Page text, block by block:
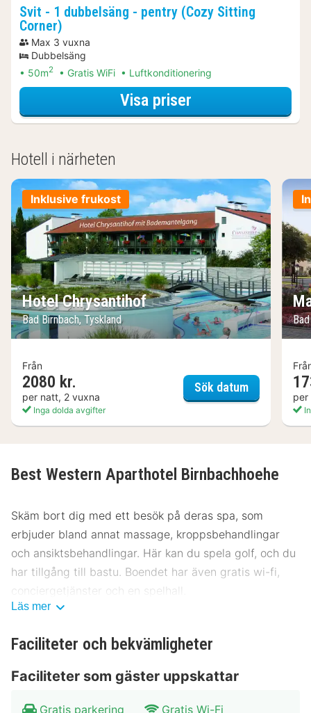
Svit - 1 dubbelsäng - pentry (Cozy Sitting
Corner)
Max 3 vuxna
Dubbelsäng
50m2 Gratis WiFi Luftkonditionering
Visa priserför Svit - 1
Hotell i närheten
Inklusive frukost
Hotel Chrysantihof
Bad Birnbach, Tyskland
Från
2080 kr.
per natt, 2 vuxna
Inga dolda avgifter
Sök datumHotel
per
Best Western Aparthotel Birnbachhoehe
Skäm bort dig med ett besök på deras spa, som
erbjuder bland annat massage, kroppsbehandlingar
och ansiktsbehandlingar. Här kan du spela golf, och du
har tillgång till bastu. Boendet har även gratis wi-fi,
conciergetjänster och en spelhall.
07.00 och 10.30.
Gäster har tillgång till bland annat expressincheckning,
flerspråkig personal och bagageförvaring. Hämtning
vid järnvägsstationen erbjuds avgiftsfritt och avgiftsfri
Läs mer
Faciliteter och bekvämligheter
Faciliteter som gäster uppskattar
Gratis parkering
Gratis Wi-Fi